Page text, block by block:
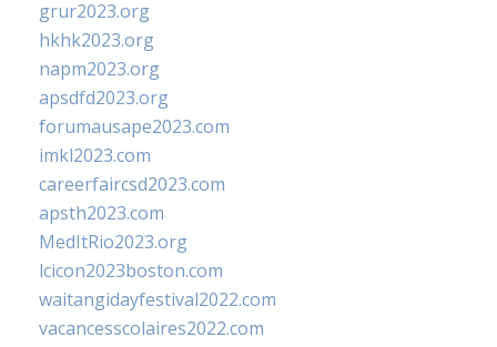
grur2023.org
hkhk2023.org
napm2023.org
apsdfd2023.org
forumausape2023.com
imkl2023.com
careerfaircsd2023.com
apsth2023.com
MedItRio2023.org
lcicon2023boston.com
waitangidayfestival2022.com
vacancesscolaires2022.com